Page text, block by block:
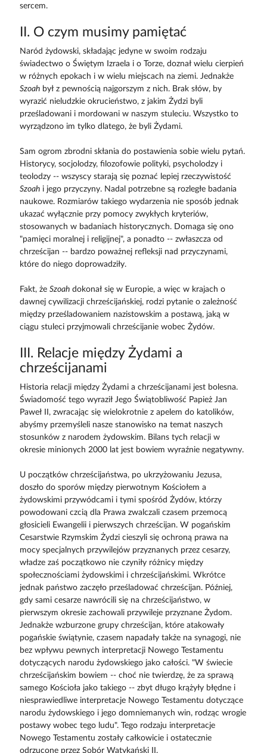
sercem.
II. O czym musimy pamiętać
Naród żydowski, składając jedyne w swoim rodzaju
świadectwo o Świętym Izraela i o Torze, doznał wielu cierpień
w różnych epokach i w wielu miejscach na ziemi. Jednakże
Szoahbył z pewnością najgorszym z nich. Brak słów, by
wyrazić nieludzkie okrucieństwo, z jakim Żydzi byli
prześladowani i mordowani w naszym stuleciu. Wszystko to
wyrządzono im tylko dlatego, że byli Żydami.
Sam ogrom zbrodni skłania do postawienia sobie wielu pytań.
Historycy, socjolodzy, filozofowie polityki, psycholodzy i
teolodzy -- wszyscy starają się poznać lepiej rzeczywistość
Szoahi jego przyczyny. Nadal potrzebne są rozległe badania
naukowe. Rozmiarów takiego wydarzenia nie sposób jednak
ukazać wyłącznie przy pomocy zwykłych kryteriów,
stosowanych w badaniach historycznych. Domaga się ono
"pamięci moralnej i religijnej", a ponadto -- zwłaszcza od
chrześcijan -- bardzo poważnej refleksji nad przyczynami,
które do niego doprowadziły.
Fakt, że Szoahdokonał się w Europie, a więc w krajach o
dawnej cywilizacji chrześcijańskiej, rodzi pytanie o zależność
między prześladowaniem nazistowskim a postawą, jaką w
ciągu stuleci przyjmowali chrześcijanie wobec Żydów.
III. Relacje między Żydami a
chrześcijanami
Historia relacji między Żydami a chrześcijanami jest bolesna.
Świadomość tego wyraził Jego Świątobliwość Papież Jan
Paweł II, zwracając się wielokrotnie z apelem do katolików,
abyśmy przemyśleli nasze stanowisko na temat naszych
stosunków z narodem żydowskim. Bilans tych relacji w
okresie minionych 2000 lat jest bowiem wyraźnie negatywny.
U początków chrześcijaństwa, po ukrzyżowaniu Jezusa,
doszło do sporów między pierwotnym Kościołem a
żydowskimi przywódcami i tymi spośród Żydów, którzy
powodowani czcią dla Prawa zwalczali czasem przemocą
głosicieli Ewangelii i pierwszych chrześcijan. W pogańskim
Cesarstwie Rzymskim Żydzi cieszyli się ochroną prawa na
mocy specjalnych przywilejów przyznanych przez cesarzy,
władze zaś początkowo nie czyniły różnicy między
społecznościami żydowskimi i chrześcijańskimi. Wkrótce
jednak państwo zaczęło prześladować chrześcijan. Później,
gdy sami cesarze nawrócili się na chrześcijaństwo, w
pierwszym okresie zachowali przywileje przyznane Żydom.
Jednakże wzburzone grupy chrześcijan, które atakowały
pogańskie świątynie, czasem napadały także na synagogi, nie
bez wpływu pewnych interpretacji Nowego Testamentu
dotyczących narodu żydowskiego jako całości. "W świecie
chrześcijańskim bowiem -- choć nie twierdzę, że za sprawą
samego Kościoła jako takiego -- zbyt długo krążyły błędne i
niesprawiedliwe interpretacje Nowego Testamentu dotyczące
narodu żydowskiego i jego domniemanych win, rodząc wrogie
postawy wobec tego ludu". Tego rodzaju interpretacje
Nowego Testamentu zostały całkowicie i ostatecznie
odrzucone przez Sobór Watykański II.